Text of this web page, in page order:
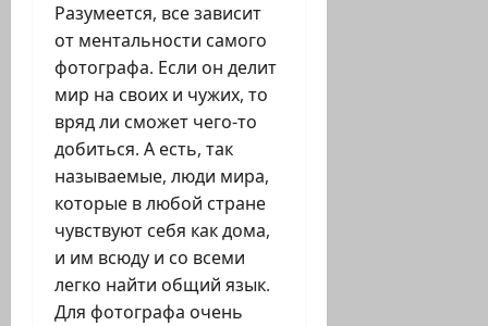
Разумеется, все зависит
от ментальности самого
фотографа. Если он делит
мир на своих и чужих, то
вряд ли сможет чего-то
добиться. А есть, так
называемые, люди мира,
которые в любой стране
чувствуют себя как дома,
и им всюду и со всеми
легко найти общий язык.
Для фотографа очень